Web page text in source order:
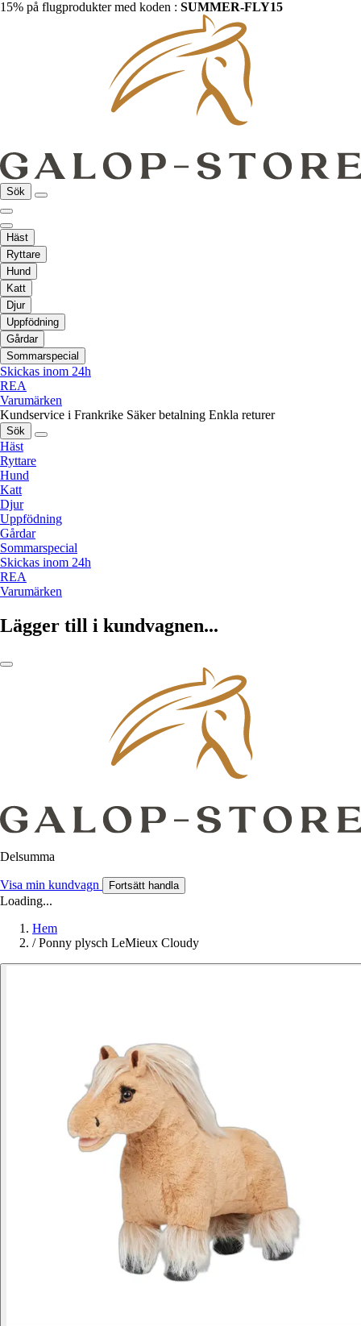
15% på flugprodukter med koden : SUMMER-FLY15
Sök
Häst
Ryttare
Hund
Katt
Djur
Uppfödning
Gårdar
Sommarspecial
Skickas inom 24h
REA
Varumärken
Kundservice i Frankrike Säker betalning Enkla returer
Sök
Häst
Ryttare
Hund
Katt
Djur
Uppfödning
Gårdar
Sommarspecial
Skickas inom 24h
REA
Varumärken
Lägger till i kundvagnen...
Delsumma
Visa min kundvagn Fortsätt handla
Loading...
Hem
/ Ponny plysch LeMieux Cloudy